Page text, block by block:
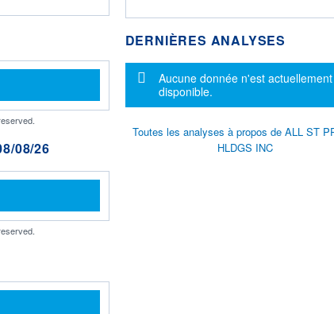
08/26
DERNIÈRES ANALYSES
Message d'information
Aucune donnée n'est actuellement
disponible.
Toutes les analyses à propos de ALL ST
HLDGS INC